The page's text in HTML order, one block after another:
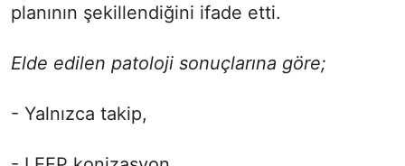
planının şekillendiğini ifade etti.
Elde edilen patoloji sonuçlarına göre;
- Yalnızca takip,